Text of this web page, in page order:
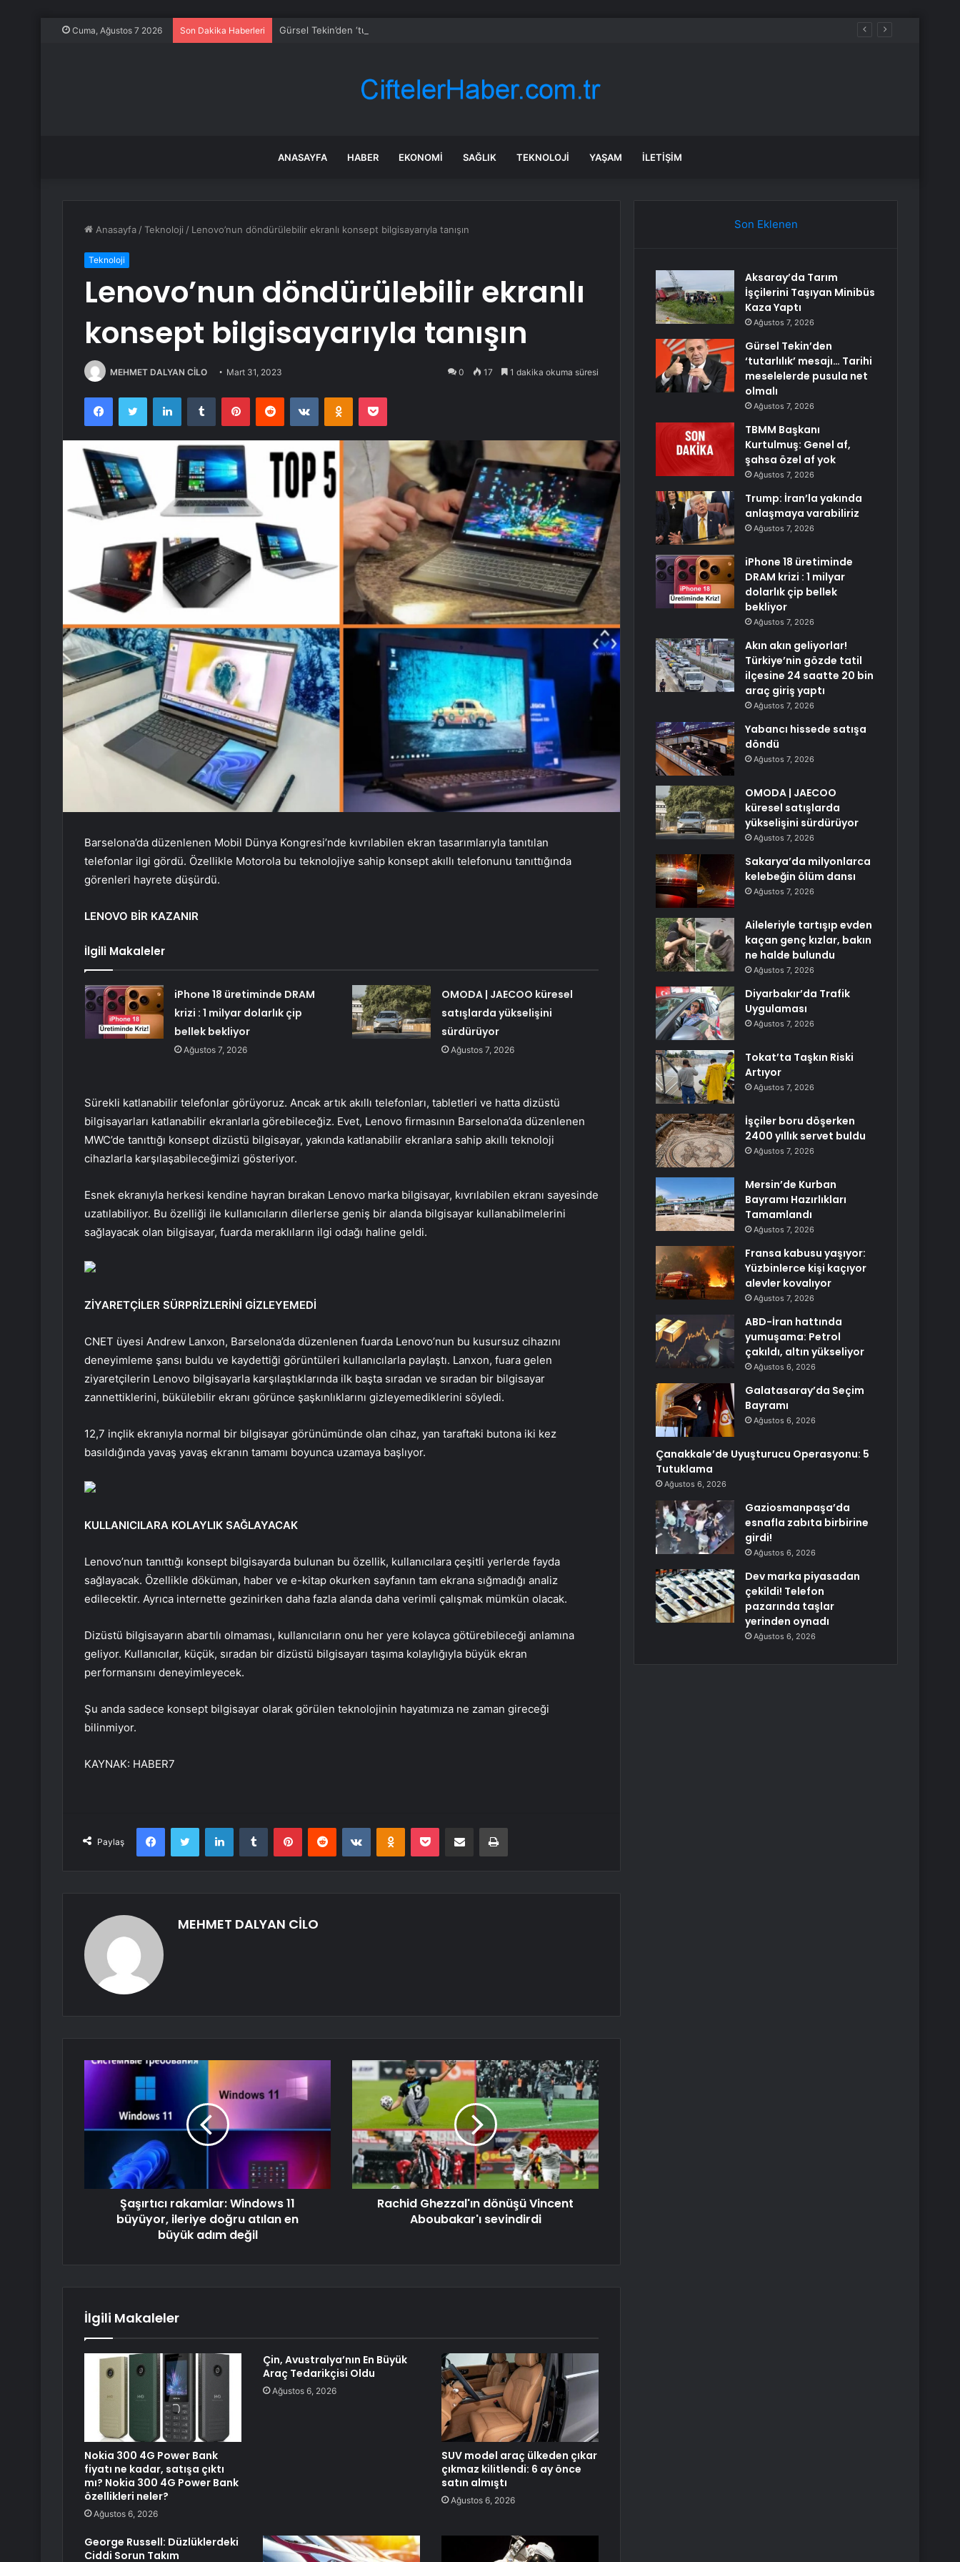
Cuma, Ağustos 7 2026 Son Dakika Haberleri Gürsel Tekin’den ‘tutarlılık’ mesajı… Tarihi meselelerde pusula net olmalı
ANASAYFA HABER EKONOMI SAĞLIK TEKNOLOJI YAŞAM İLETIŞIM
Anasayfa /Teknoloji / Lenovo’nun döndürülebilir ekranlı konsept bilgisayarıyla tanışın
Teknoloji
Lenovo’nun döndürülebilir ekranlı
konsept bilgisayarıyla tanışın
MEHMET DALYAN CİLO Mart 31, 2023 0 17 1 dakika okuma süresi
FacebookTwitter LinkedInTumblr PinterestReddit VKontakteOdnoklassniki
Pocket
Barselona’da düzenlenen Mobil Dünya Kongresi’nde kıvrılabilen ekran tasarımlarıyla tanıtılan
telefonlar ilgi gördü. Özellikle Motorola bu teknolojiye sahip konsept akıllı telefonunu tanıttığında
görenleri hayrete düşürdü.
LENOVO BİR KAZANIR
İlgili Makaleler
iPhone 18 üretiminde DRAM
krizi : 1 milyar dolarlık çip
bellek bekliyor
Ağustos 7, 2026
OMODA | JAECOO küresel
satışlarda yükselişini
sürdürüyor
Ağustos 7, 2026
Sürekli katlanabilir telefonlar görüyoruz. Ancak artık akıllı telefonları, tabletleri ve hatta dizüstü
bilgisayarları katlanabilir ekranlarla görebileceğiz. Evet, Lenovo firmasının Barselona’da düzenlenen
MWC’de tanıttığı konsept dizüstü bilgisayar, yakında katlanabilir ekranlara sahip akıllı teknoloji
cihazlarla karşılaşabileceğimizi gösteriyor.
Esnek ekranıyla herkesi kendine hayran bırakan Lenovo marka bilgisayar, kıvrılabilen ekranı sayesinde
uzatılabiliyor. Bu özelliği ile kullanıcıların dilerlerse geniş bir alanda bilgisayar kullanabilmelerini
sağlayacak olan bilgisayar, fuarda meraklıların ilgi odağı haline geldi.
ZİYARETÇİLER SÜRPRİZLERİNİ GİZLEYEMEDİ
CNET üyesi Andrew Lanxon, Barselona’da düzenlenen fuarda Lenovo’nun bu kusursuz cihazını
deneyimleme şansı buldu ve kaydettiği görüntüleri kullanıcılarla paylaştı. Lanxon, fuara gelen
ziyaretçilerin Lenovo bilgisayarla karşılaştıklarında ilk başta sıradan ve sıradan bir bilgisayar
zannettiklerini, bükülebilir ekranı görünce şaşkınlıklarını gizleyemediklerini söyledi.
12,7 inçlik ekranıyla normal bir bilgisayar görünümünde olan cihaz, yan taraftaki butona iki kez
basıldığında yavaş yavaş ekranın tamamı boyunca uzamaya başlıyor.
KULLANICILARA KOLAYLIK SAĞLAYACAK
Lenovo’nun tanıttığı konsept bilgisayarda bulunan bu özellik, kullanıcılara çeşitli yerlerde fayda
sağlayacak. Özellikle döküman, haber ve e-kitap okurken sayfanın tam ekrana sığmadığı analiz
edilecektir. Ayrıca internette gezinirken daha fazla alanda daha verimli çalışmak mümkün olacak.
Dizüstü bilgisayarın abartılı olmaması, kullanıcıların onu her yere kolayca götürebileceği anlamına
geliyor. Kullanıcılar, küçük, sıradan bir dizüstü bilgisayarı taşıma kolaylığıyla büyük ekran
performansını deneyimleyecek.
Şu anda sadece konsept bilgisayar olarak görülen teknolojinin hayatımıza ne zaman gireceği
bilinmiyor.
KAYNAK: HABER7
Paylaş
FacebookTwitter LinkedInTumblr PinterestReddit VKontakteOdnoklassniki
Pocket E-Posta ile paylaş Yazdır
MEHMET DALYAN CİLO
Şaşırtıcı rakamlar: Windows 11
büyüyor, ileriye doğru atılan en
büyük adım değil
Rachid Ghezzal'ın dönüşü Vincent
Aboubakar'ı sevindirdi
İlgili Makaleler
Nokia 300 4G Power Bank
fiyatı ne kadar, satışa çıktı
mı? Nokia 300 4G Power Bank
özellikleri neler?
Ağustos 6, 2026
Çin, Avustralya’nın En Büyük
Araç Tedarikçisi Oldu
Ağustos 6, 2026
SUV model araç ülkeden çıkar
çıkmaz kilitlendi: 6 ay önce
satın almıştı
Ağustos 6, 2026
George Russell: Düzlüklerdeki
Ciddi Sorun Takım
Son Eklenen
Aksaray’da Tarım
İşçilerini Taşıyan Minibüs
Kaza Yaptı
Ağustos 7, 2026
Gürsel Tekin’den
‘tutarlılık’ mesajı… Tarihi
meselelerde pusula net
olmalı
Ağustos 7, 2026
TBMM Başkanı
Kurtulmuş: Genel af,
şahsa özel af yok
Ağustos 7, 2026
Trump: İran’la yakında
anlaşmaya varabiliriz
Ağustos 7, 2026
iPhone 18 üretiminde
DRAM krizi : 1 milyar
dolarlık çip bellek
bekliyor
Ağustos 7, 2026
Akın akın geliyorlar!
Türkiye’nin gözde tatil
ilçesine 24 saatte 20 bin
araç giriş yaptı
Ağustos 7, 2026
Yabancı hissede satışa
döndü
Ağustos 7, 2026
OMODA | JAECOO
küresel satışlarda
yükselişini sürdürüyor
Ağustos 7, 2026
Sakarya’da milyonlarca
kelebeğin ölüm dansı
Ağustos 7, 2026
Aileleriyle tartışıp evden
kaçan genç kızlar, bakın
ne halde bulundu
Ağustos 7, 2026
Diyarbakır’da Trafik
Uygulaması
Ağustos 7, 2026
Tokat’ta Taşkın Riski
Artıyor
Ağustos 7, 2026
İşçiler boru döşerken
2400 yıllık servet buldu
Ağustos 7, 2026
Mersin’de Kurban
Bayramı Hazırlıkları
Tamamlandı
Ağustos 7, 2026
Fransa kabusu yaşıyor:
Yüzbinlerce kişi kaçıyor
alevler kovalıyor
Ağustos 7, 2026
ABD-İran hattında
yumuşama: Petrol
çakıldı, altın yükseliyor
Ağustos 6, 2026
Galatasaray’da Seçim
Bayramı
Ağustos 6, 2026
Çanakkale’de Uyuşturucu Operasyonu: 5
Tutuklama
Ağustos 6, 2026
Gaziosmanpaşa’da
esnafla zabıta birbirine
girdi!
Ağustos 6, 2026
Dev marka piyasadan
çekildi! Telefon
pazarında taşlar
yerinden oynadı
Ağustos 6, 2026